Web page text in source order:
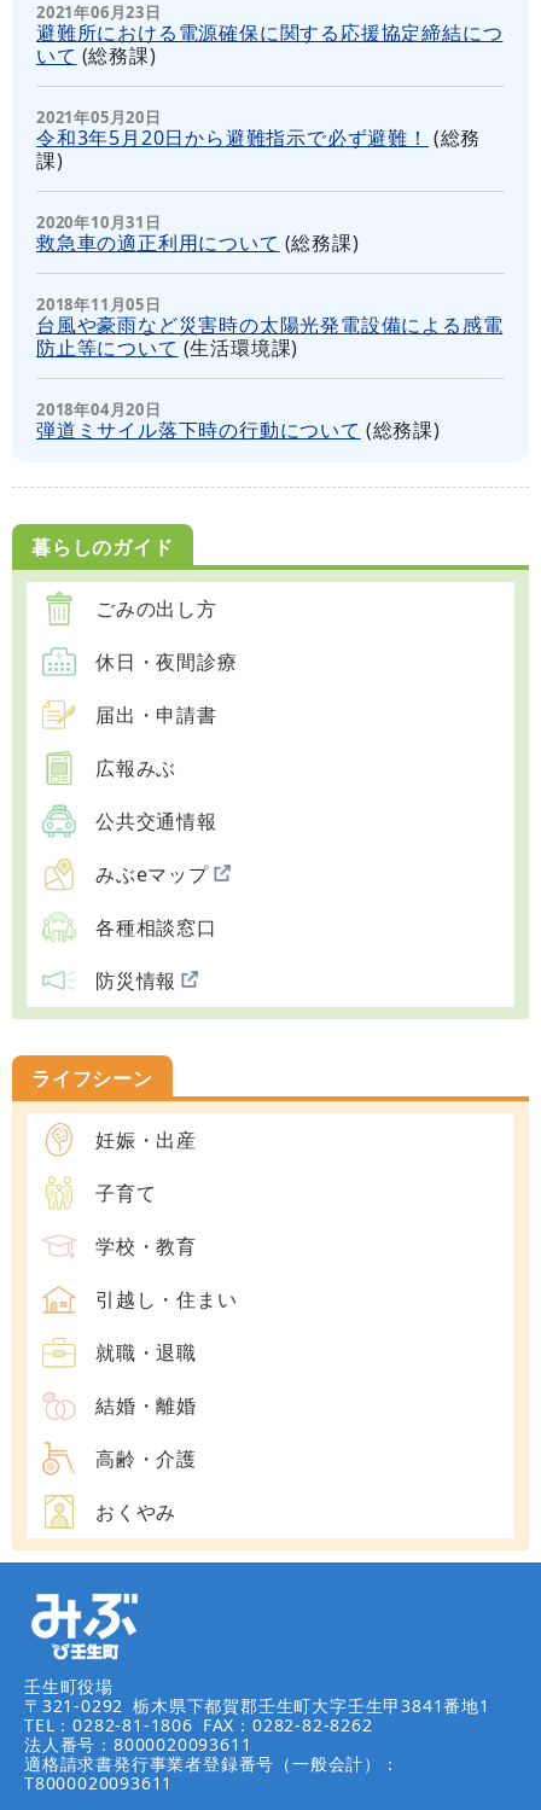
2021年06月23日
避難所における電源確保に関する応援協定締結につ
いて (総務課)
2021年05月20日
令和3年5月20日から避難指示で必ず避難！ (総務
課)
2020年10月31日
救急車の適正利用について (総務課)
2018年11月05日
台風や豪雨など災害時の太陽光発電設備による感電
防止等について (生活環境課)
2018年04月20日
弾道ミサイル落下時の行動について (総務課)
暮らしのガイド
ごみの出し方
休日・夜間診療
届出・申請書
広報みぶ
公共交通情報
みぶeマップ
各種相談窓口
防災情報
ライフシーン
妊娠・出産
子育て
学校・教育
引越し・住まい
就職・退職
結婚・離婚
高齢・介護
おくやみ
壬生町役場
〒321-0292 栃木県下都賀郡壬生町大字壬生甲3841番地1
TEL：0282-81-1806 FAX：0282-82-8262
法人番号：8000020093611
適格請求書発行事業者登録番号（一般会計）：
T8000020093611